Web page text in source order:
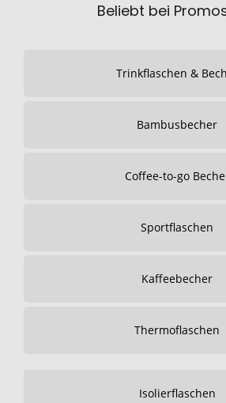
Beliebt bei
Trinkflaschen &
Bambusbecher
Coffee-to-go
Sportflaschen
Kaffeebecher
Thermoflaschen
Isolierflaschen